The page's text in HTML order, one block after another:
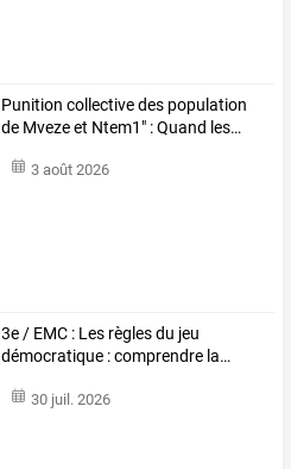
Punition collectivedes population
de Mvezeet Ntem1" :Quand les…
3 août 2026
3e/ EMC : Les règlesdu jeu
démocratique :comprendre la…
30 juil. 2026